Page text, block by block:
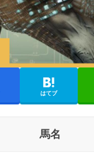
はてブ
馬名